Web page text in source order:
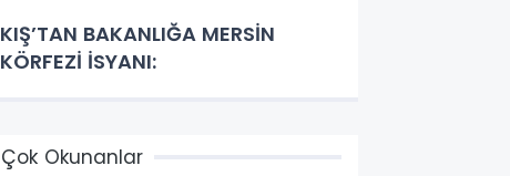
KIŞ’TAN BAKANLIĞA MERSİN
KÖRFEZİ İSYANI:
Çok Okunanlar